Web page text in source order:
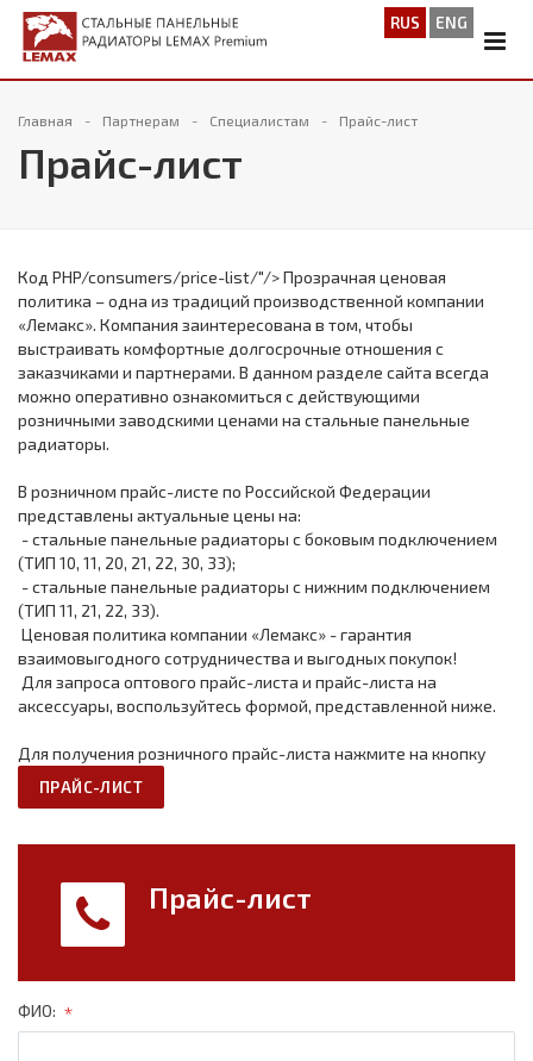
RUS ENG
Главная Партнерам Специалистам Прайс-лист
Прайс-лист
Код PHP/consumers/price-list/"/> Прозрачная ценовая
политика – одна из традиций производственной компании
«Лемакс». Компания заинтересована в том, чтобы
выстраивать комфортные долгосрочные отношения с
заказчиками и партнерами. В данном разделе сайта всегда
можно оперативно ознакомиться с действующими
розничными заводскими ценами на стальные панельные
радиаторы.
В розничном прайс-листе по Российской Федерации
представлены актуальные цены на:
- стальные панельные радиаторы с боковым подключением
(ТИП 10, 11, 20, 21, 22, 30, 33);
- стальные панельные радиаторы с нижним подключением
(ТИП 11, 21, 22, 33).
Ценовая политика компании «Лемакс» - гарантия
взаимовыгодного сотрудничества и выгодных покупок!
Для запроса оптового прайс-листа и прайс-листа на
аксессуары, воспользуйтесь формой, представленной ниже.
Для получения розничного прайс-листа нажмите на кнопку
ПРАЙС-ЛИСТ
Прайс-лист
ФИО: *